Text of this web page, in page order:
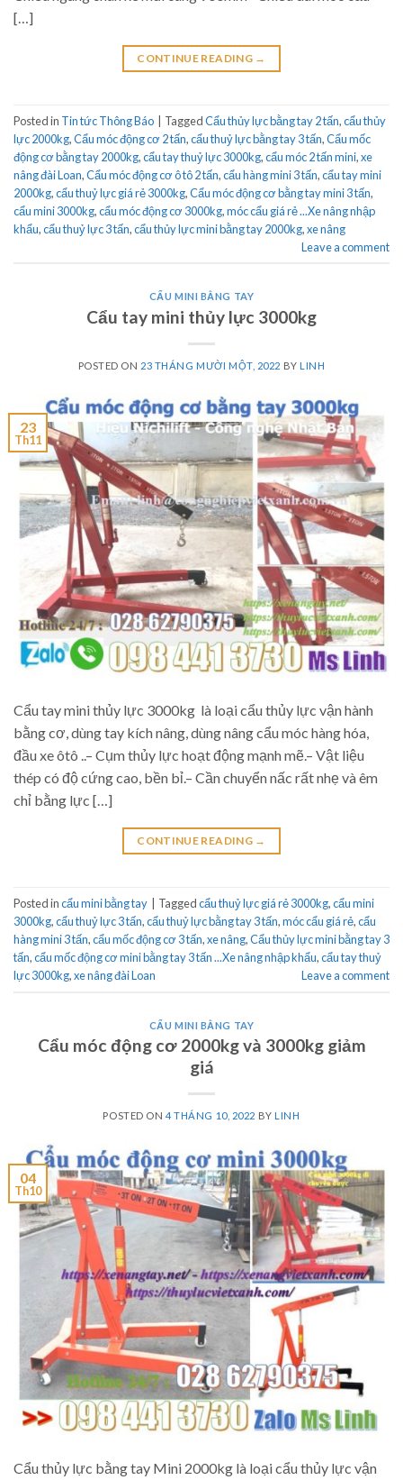
[…]
CONTINUE READING →
Posted in Tin tức Thông Báo TaggedCẩu thủy lực bằng tay 2 tấn,cẩu thủy
lực 2000kg,Cẩu móc động cơ 2 tấn,cẩu thuỷ lực bằng tay 3 tấn,Cẩu mốc
động cơ bằng tay 2000kg,cẩu tay thuỷ lực 3000kg,cẩu móc 2 tấn mini,xe
nâng đài Loan,Cẩu móc động cơ ô tô 2 tấn,cẩu hàng mini 3 tấn,cẩu tay mini
2000kg,cẩu thuỷ lực giá rẻ 3000kg,Cẩu móc động cơ bằng tay mini 3 tấn,
cẩu mini 3000kg,cẩu móc động cơ 3000kg,móc cẩu giá rẻ ...Xe nâng nhập
khẩu,cẩu thuỷ lực 3 tấn,cẩu thủy lực mini bằng tay 2000kg,xe nâng
Leave a comment
CẨU MINI BẰNG TAY
Cẩu tay mini thủy lực 3000kg
POSTED ON 23 THÁNG MƯỜI MỘT, 2022 BYLINH
23
Th11
Cẩu tay mini thủy lực 3000kg là loại cẩu thủy lực vận hành
bằng cơ, dùng tay kích nâng, dùng nâng cẩu móc hàng hóa,
đầu xe ôtô ..– Cụm thủy lực hoạt động mạnh mẽ.– Vật liệu
thép có độ cứng cao, bền bỉ.– Cần chuyển nấc rất nhẹ và êm
chỉ bằng lực […]
CONTINUE READING →
Posted incẩu mini bằng tay Taggedcẩu thuỷ lực giá rẻ 3000kg,cẩu mini
3000kg,cẩu thuỷ lực 3 tấn,cẩu thuỷ lực bằng tay 3 tấn,móc cẩu giá rẻ,cẩu
hàng mini 3 tấn,cẩu mốc động cơ 3 tấn,xe nâng,Cẩu thủy lực mini bằng tay 3
tấn,cẩu mốc động cơ mini bằng tay 3 tấn ...Xe nâng nhập khẩu,cẩu tay thuỷ
lực 3000kg,xe nâng đài Loan Leave a comment
CẨU MINI BẰNG TAY
Cẩu móc động cơ 2000kg và 3000kg giảm
giá
POSTED ON4 THÁNG 10, 2022 BYLINH
04
Th10
Cẩu thủy lực bằng tay Mini 2000kg là loại cẩu thủy lực vận